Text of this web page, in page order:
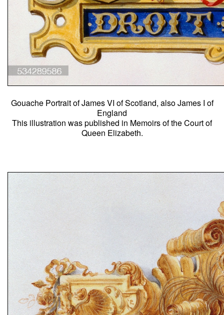
Gouache Portrait of James VI of Scotland, also James I of
England
This illustration was published in Memoirs of the Court of
Queen Elizabeth.